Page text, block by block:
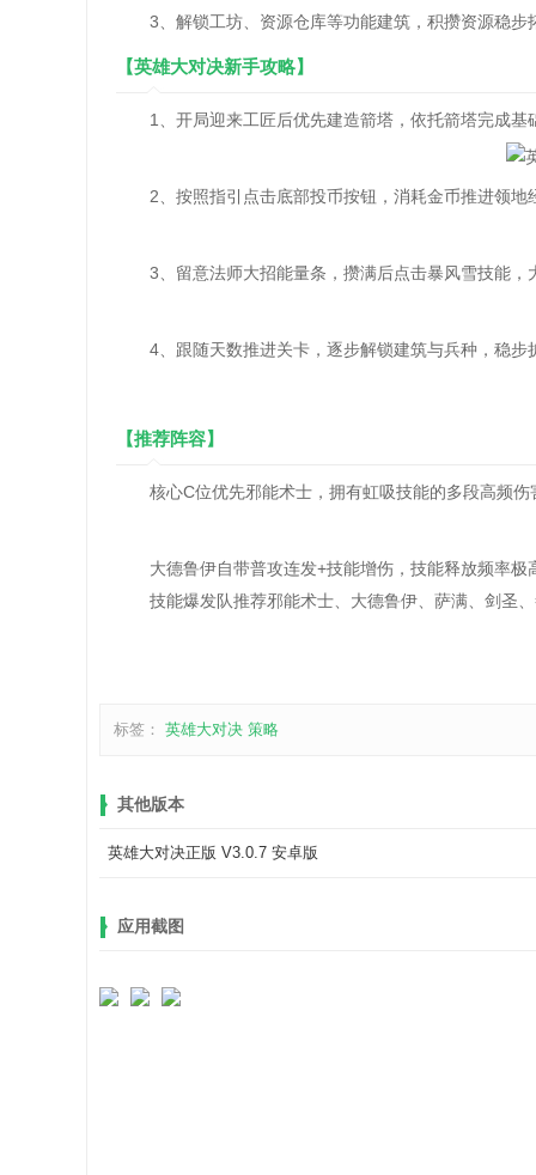
3、解锁工坊、资源仓库等功能建筑，积攒资源稳步
【英雄大对决新手攻略】
1、开局迎来工匠后优先建造箭塔，依托箭塔完成基
2、按照指引点击底部投币按钮，消耗金币推进领地
3、留意法师大招能量条，攒满后点击暴风雪技能，
4、跟随天数推进关卡，逐步解锁建筑与兵种，稳步
【推荐阵容】
核心C位优先邪能术士，拥有虹吸技能的多段高频伤
大德鲁伊自带普攻连发+技能增伤，技能释放频率极
技能爆发队推荐邪能术士、大德鲁伊、萨满、剑圣、
标签： 英雄大对决 策略
其他版本
英雄大对决正版 V3.0.7 安卓版
应用截图